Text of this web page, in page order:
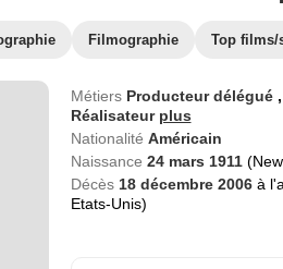
Filmographie Top films/
Métiers Producteur délégué ,
Réalisateur plus
Nationalité Américain
Naissance 24 mars 1911
Décès 18 décembre 2006 à
Etats-Unis)